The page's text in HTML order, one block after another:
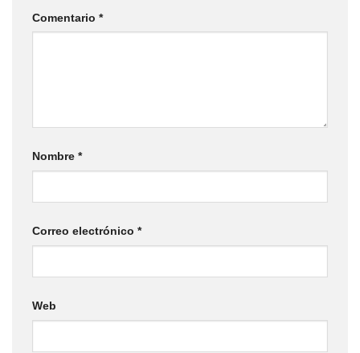
Comentario *
Nombre *
Correo electrónico *
Web